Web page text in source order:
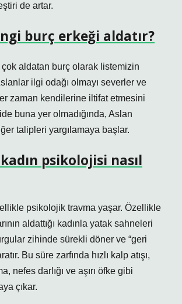
de artar.
burç erkeği aldatır?
aldatan burç olarak listemizin
ilgi odağı olmayı severler ve
zaman kendilerine iltifat etmesini
buna yer olmadığında, Aslan
talipleri yargılamaya başlar.
psikolojisi nasıl
psikolojik travma yaşar. Özellikle
aldattığı kadınla yatak sahneleri
zihinde sürekli döner ve “geri
Bu süre zarfında hızlı kalp atışı,
nefes darlığı ve aşırı öfke gibi
çıkar.